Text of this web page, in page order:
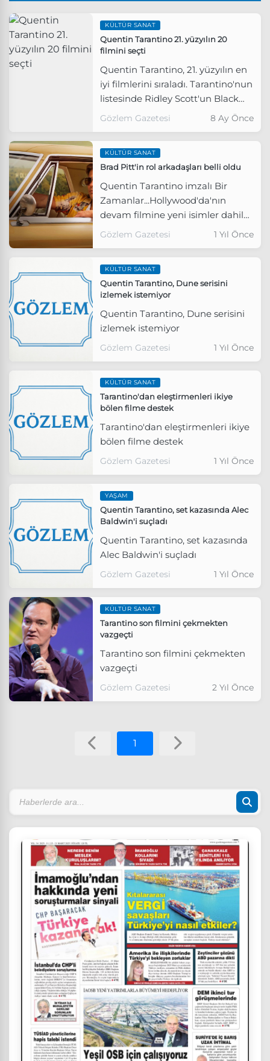
KÜLTÜR SANAT
Quentin Tarantino 21. yüzyılın 20
filmini seçti
Quentin Tarantino, 21. yüzyılın en
iyi filmlerini sıraladı. Tarantino'nun
listesinde Ridley Scott'un Black
Hawk Down'u (2001) birinci sırada
Gözlem Gazetesi 8 Ay Önce
KÜLTÜR SANAT
Brad Pitt'in rol arkadaşları belli oldu
Quentin Tarantino imzalı Bir
Zamanlar...Hollywood'da'nın
devam filmine yeni isimler dahil
oldu.
Gözlem Gazetesi 1 Yıl Önce
KÜLTÜR SANAT
Quentin Tarantino, Dune serisini
izlemek istemiyor
Quentin Tarantino, Dune serisini
izlemek istemiyor
Gözlem Gazetesi 1 Yıl Önce
KÜLTÜR SANAT
Tarantino'dan eleştirmenleri ikiye
bölen filme destek
Tarantino'dan eleştirmenleri ikiye
bölen filme destek
Gözlem Gazetesi 1 Yıl Önce
YAŞAM
Quentin Tarantino, set kazasında Alec
Baldwin'i suçladı
Quentin Tarantino, set kazasında
Alec Baldwin'i suçladı
Gözlem Gazetesi 1 Yıl Önce
KÜLTÜR SANAT
Tarantino son filmini çekmekten
vazgeçti
Tarantino son filmini çekmekten
vazgeçti
Gözlem Gazetesi 2 Yıl Önce
1